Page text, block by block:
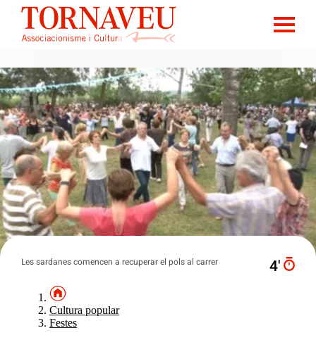
Les sardanes comencen a recuperar el pols al carrer 4′
Cultura popular
Festes